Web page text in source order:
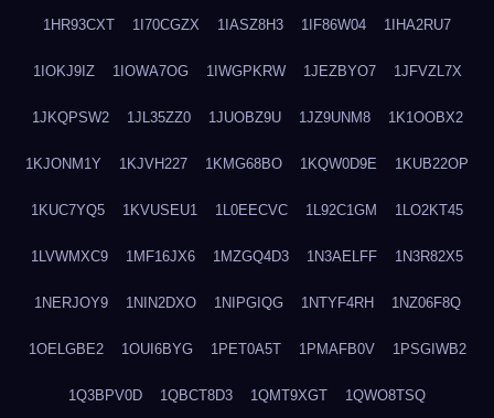
1HR93CXT 1I70CGZX 1IASZ8H3 1IF86W04 1IHA2RU7
1IOKJ9IZ 1IOWA7OG 1IWGPKRW 1JEZBYO7 1JFVZL7X
1JKQPSW2 1JL35ZZ0 1JUOBZ9U 1JZ9UNM8 1K1OOBX2
1KJONM1Y 1KJVH227 1KMG68BO 1KQW0D9E 1KUB22OP
1KUC7YQ5 1KVUSEU1 1L0EECVC 1L92C1GM 1LO2KT45
1LVWMXC9 1MF16JX6 1MZGQ4D3 1N3AELFF 1N3R82X5
1NERJOY9 1NIN2DXO 1NIPGIQG 1NTYF4RH 1NZ06F8Q
1OELGBE2 1OUI6BYG 1PET0A5T 1PMAFB0V 1PSGIWB2
1Q3BPV0D 1QBCT8D3 1QMT9XGT 1QWO8TSQ